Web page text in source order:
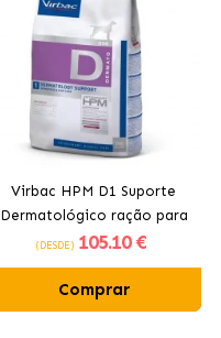
Virbac HPM D1 Suporte
Dermatológico ração para
cães
(DESDE) 105.10 €
Comprar